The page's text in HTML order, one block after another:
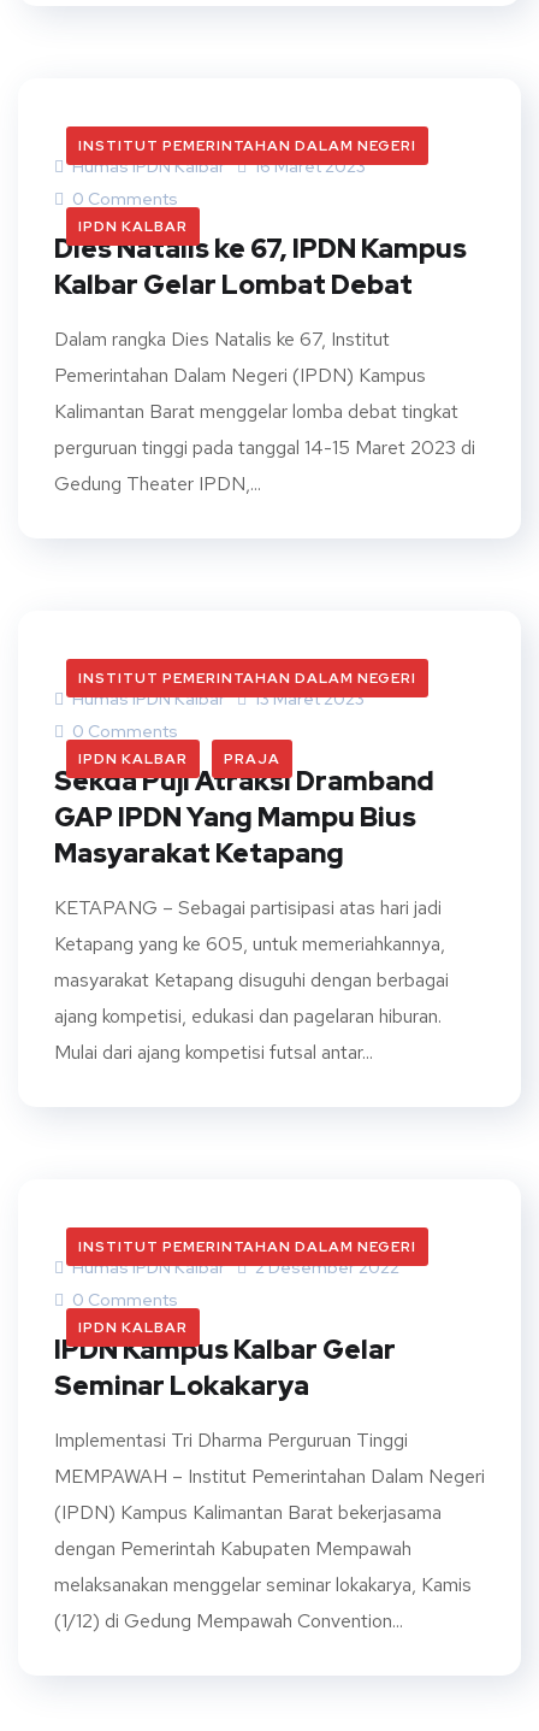
INSTITUT PEMERINTAHAN DALAM NEGERI
IPDN KALBAR
Humas IPDN Kalbar
16 Maret 2023
0 Comments
Dies Natalis ke 67, IPDN Kampus
Kalbar Gelar Lombat Debat
Dalam rangka Dies Natalis ke 67, Institut
Pemerintahan Dalam Negeri (IPDN) Kampus
Kalimantan Barat menggelar lomba debat tingkat
perguruan tinggi pada tanggal 14-15 Maret 2023 di
Gedung Theater IPDN,...
INSTITUT PEMERINTAHAN DALAM NEGERI
IPDN KALBAR PRAJA
Humas IPDN Kalbar
13 Maret 2023
0 Comments
Sekda Puji Atraksi Dramband
GAP IPDN Yang Mampu Bius
Masyarakat Ketapang
KETAPANG – Sebagai partisipasi atas hari jadi
Ketapang yang ke 605, untuk memeriahkannya,
masyarakat Ketapang disuguhi dengan berbagai
ajang kompetisi, edukasi dan pagelaran hiburan.
Mulai dari ajang kompetisi futsal antar...
INSTITUT PEMERINTAHAN DALAM NEGERI
IPDN KALBAR
Humas IPDN Kalbar
2 Desember 2022
0 Comments
IPDN Kampus Kalbar Gelar
Seminar Lokakarya
Implementasi Tri Dharma Perguruan Tinggi
MEMPAWAH – Institut Pemerintahan Dalam Negeri
(IPDN) Kampus Kalimantan Barat bekerjasama
dengan Pemerintah Kabupaten Mempawah
melaksanakan menggelar seminar lokakarya, Kamis
(1/12) di Gedung Mempawah Convention...